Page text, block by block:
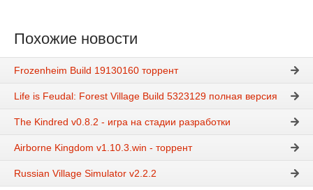
Похожие новости
Frozenheim Build 19130160 торрент
Life is Feudal: Forest Village Build 5323129 полная версия
The Kindred v0.8.2 - игра на стадии разработки
Airborne Kingdom v1.10.3.win - торрент
Russian Village Simulator v2.2.2